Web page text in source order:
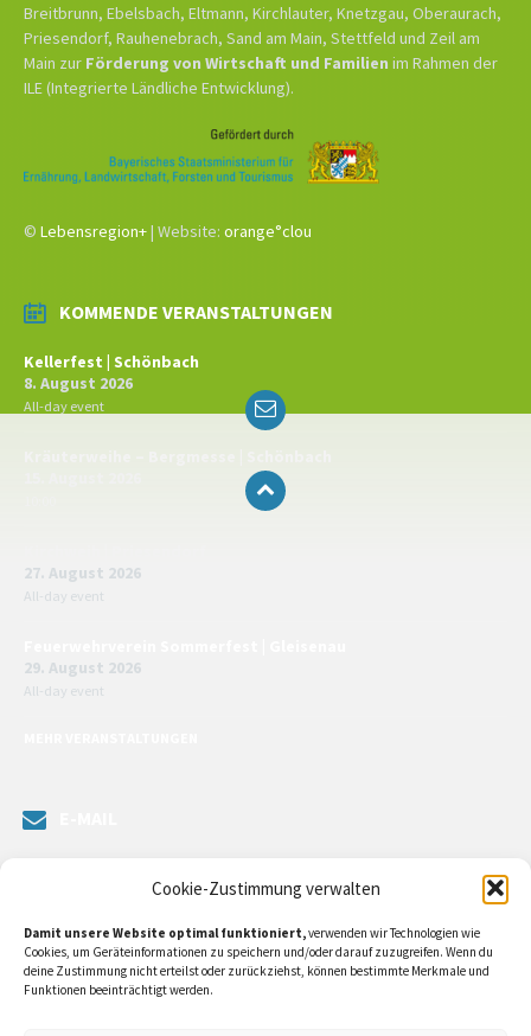
Cookie-Zustimmung verwalten
Damit unsere Website optimal funktioniert,verwenden wir Technologien wie
Cookies, um Geräteinformationen zu speichern und/oder darauf zuzugreifen. Wenn du
deine Zustimmung nicht erteilst oder zurückziehst, können bestimmte Merkmale und
Funktionen beeinträchtigt werden.
Breitbrunn, Ebelsbach, Eltmann, Kirchlauter, Knetzgau, Oberaurach,
Priesendorf, Rauhenebrach, Sand am Main, Stettfeld und Zeil am
Main zur Förderung von Wirtschaft und Familien im Rahmen der
ILE (Integrierte Ländliche Entwicklung).
© Lebensregion+| Website: orange°clou
KOMMENDE VERANSTALTUNGEN
Kellerfest | Schönbach
8. August 2026
All-day event
27. August 2026
All-day event
29. August 2026
All-day event
kontaktieren oder direkt an unsere Bürgermeister/in schreiben.
Klicken Siehier…
Email